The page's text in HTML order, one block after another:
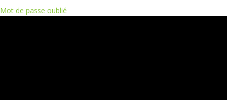
Mot de passe oublié